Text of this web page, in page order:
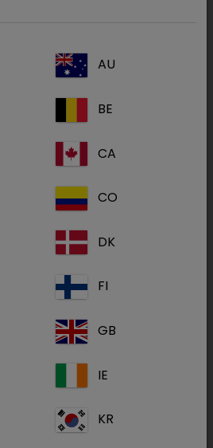
5 mg/ml
AU
BE
CA
CO
DK
FI
GB
IE
KR